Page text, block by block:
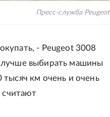
Пресс-служба Peugeot
- Peugeot 3008
выбирать машины
км очень и очень